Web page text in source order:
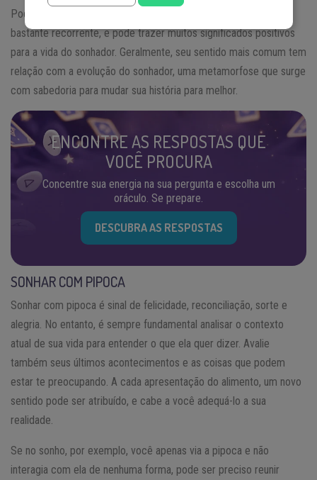
Pode parecer engraçado, mas
bastante recorrente, e pode trazer muitos significados positivos
para a vida do sonhador. Geralmente, seu sentido mais comum tem
relação com a evolução do sonhador, uma metamorfose que surge
com sabedoria para mudar sua história para melhor.
ENCONTRE AS RESPOSTAS QUE
VOCÊ PROCURA
Concentre sua energia na sua pergunta e escolha um
oráculo. Se prepare.
DESCUBRA AS RESPOSTAS
SONHAR COM PIPOCA
Sonhar com pipoca é sinal de felicidade, reconciliação, sorte e
alegria. No entanto, é sempre fundamental analisar o contexto
atual de sua vida para entender o que ela quer dizer. Avalie
também seus últimos acontecimentos e as coisas que podem
estar te preocupando. A cada apresentação do alimento, um novo
sentido pode ser atribuído, e cabe a você adequá-lo a sua
realidade.
Se no sonho, por exemplo, você apenas via a pipoca e não
interagia com ela de nenhuma forma, pode ser preciso reunir